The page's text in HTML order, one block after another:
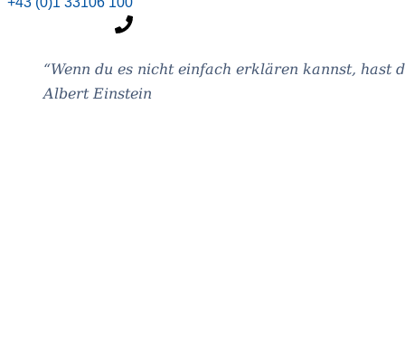
“Wenn du es nicht ein­fach erklä­ren kannst, hast
Albert Ein­stein